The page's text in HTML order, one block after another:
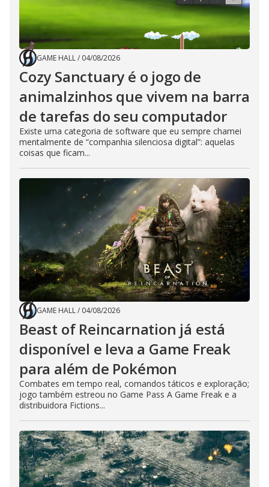
GAME HALL/ 04/08/2026
Cozy Sanctuary é o jogo de
animalzinhos que vivem na barra
de tarefas do seu computador
Existe uma categoria de software que eu sempre chamei
mentalmente de “companhia silenciosa digital”: aquelas
coisas que ficam...
GAME HALL/ 04/08/2026
Beast of Reincarnation já está
disponível e leva a Game Freak
para além de Pokémon
Combates em tempo real, comandos táticos e exploração;
jogo também estreou no Game Pass A Game Freak e a
distribuidora Fictions...